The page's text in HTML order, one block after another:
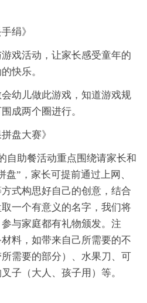
绢》
戏活动，让家长感受童年的
快乐。
幼儿做此游戏，知道游戏规
成两个圈进行。
盘大赛》
自助餐活动重点围绕请家长和
”，家长可提前通过上网、
式构思好自己的创意，结合
一个有意义的名字，我们将
与家庭都有礼物颁发。注
料，如带来自己所需要的不
需要的部分）、水果刀、可
子（大人、孩子用）等。